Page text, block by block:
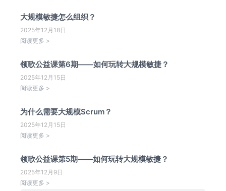
大规模敏捷怎么组织？
2025年12月18日
阅读更多 >
领歌公益课第6期——如何玩转大规模敏捷？
2025年12月15日
阅读更多 >
为什么需要大规模Scrum？
2025年12月15日
阅读更多 >
领歌公益课第5期——如何玩转大规模敏捷？
2025年12月9日
阅读更多 >